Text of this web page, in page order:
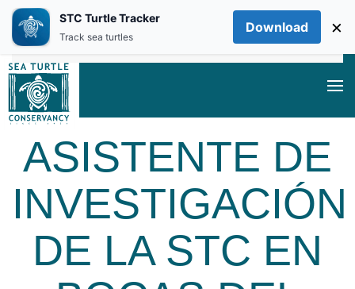
Skip to main content
ASISTENTE DE
INVESTIGACIÓN
DE LA STC EN
STC Turtle Tracker
Track sea turtles
Download ×